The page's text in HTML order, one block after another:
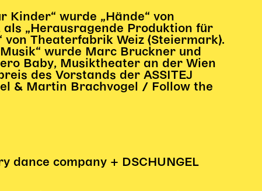
Kinder“ wurde „Hände“ von
als „Herausragende Produktion für
von Theaterfabrik Weiz (Steiermark).
wurde Marc Bruckner und
Baby, Musiktheater an der Wien
des Vorstands der ASSITEJ
& Martin Brachvogel / Follow the
dance company + DSCHUNGEL